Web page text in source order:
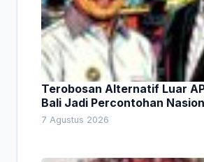
Terobosan Alternatif Luar
Bali Jadi Percontohan
Pembiayaan Daerah
7 Agustus 2026